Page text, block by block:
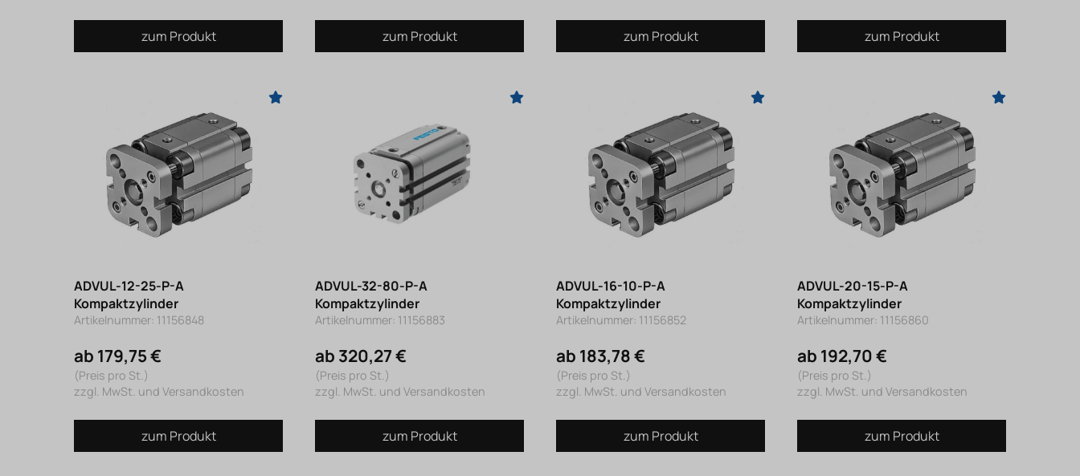
zum Produkt zum Produkt zum Produkt zum Produkt
ADVUL-12-25-P-A
Kompaktzylinder
Artikelnummer: 11156848
ab 179,75 €
(Preis pro St.)
zzgl. MwSt. und Versandkosten
zum Produkt
ADVUL-32-80-P-A
Kompaktzylinder
Artikelnummer: 11156883
ab 320,27 €
(Preis pro St.)
zzgl. MwSt. und Versandkosten
zum Produkt
ADVUL-16-10-P-A
Kompaktzylinder
Artikelnummer: 11156852
ab 183,78 €
(Preis pro St.)
zzgl. MwSt. und Versandkosten
zum Produkt
ADVUL-20-15-P-A
Kompaktzylinder
Artikelnummer: 11156860
ab 192,70 €
(Preis pro St.)
zzgl. MwSt. und Versandkosten
zum Produkt